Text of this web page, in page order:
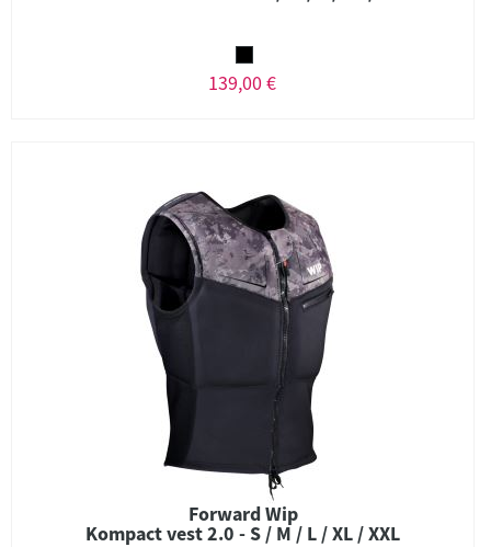
139,00 €
Forward Wip
Kompact vest 2.0 - S / M / L / XL / XXL